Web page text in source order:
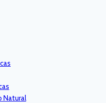
Natural